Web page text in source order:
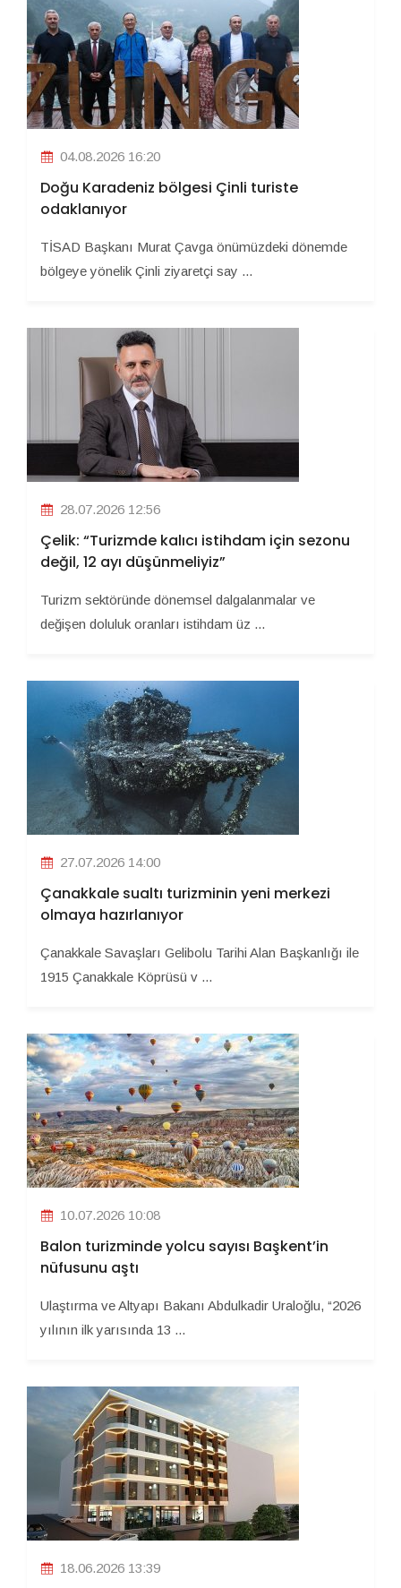
04.08.2026 16:20
Doğu Karadeniz bölgesi Çinli turiste
odaklanıyor
TİSAD Başkanı Murat Çavga önümüzdeki dönemde
bölgeye yönelik Çinli ziyaretçi say ...
28.07.2026 12:56
Çelik: “Turizmde kalıcı istihdam için sezonu
değil, 12 ayı düşünmeliyiz”
Turizm sektöründe dönemsel dalgalanmalar ve
değişen doluluk oranları istihdam üz ...
27.07.2026 14:00
Çanakkale sualtı turizminin yeni merkezi
olmaya hazırlanıyor
Çanakkale Savaşları Gelibolu Tarihi Alan Başkanlığı ile
1915 Çanakkale Köprüsü v ...
10.07.2026 10:08
Balon turizminde yolcu sayısı Başkent’in
nüfusunu aştı
Ulaştırma ve Altyapı Bakanı Abdulkadir Uraloğlu, “2026
yılının ilk yarısında 13 ...
18.06.2026 13:39